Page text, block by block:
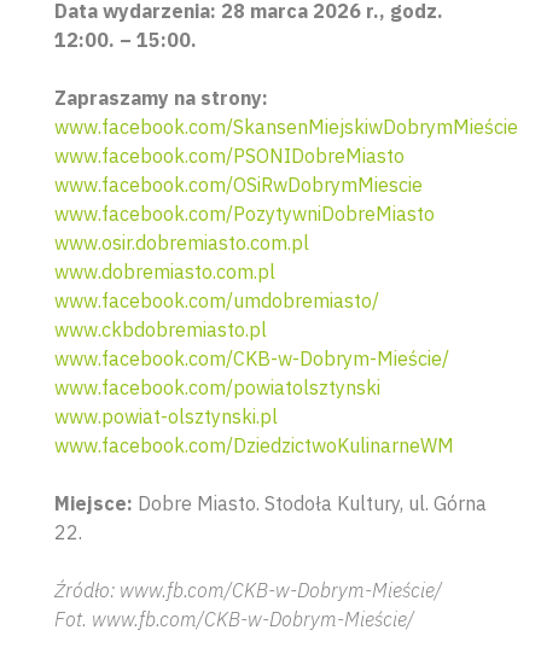
Data wydarzenia: 28 marca 2026 r., godz.
12:00. – 15:00.
Zapraszamy na strony:
www.facebook.com/SkansenMiejskiwDobrymMieście
www.facebook.com/PSONIDobreMiasto
www.facebook.com/OSiRwDobrymMiescie
www.facebook.com/PozytywniDobreMiasto
www.osir.dobremiasto.com.pl
www.dobremiasto.com.pl
www.facebook.com/umdobremiasto/
www.ckbdobremiasto.pl
www.facebook.com/CKB-w-Dobrym-Mieście/
www.facebook.com/powiatolsztynski
www.powiat-olsztynski.pl
www.facebook.com/DziedzictwoKulinarneWM
Miejsce: Dobre Miasto. Stodoła Kultury, ul. Górna
22.
Źródło: www.fb.com/CKB-w-Dobrym-Mieście/
Fot. www.fb.com/CKB-w-Dobrym-Mieście/